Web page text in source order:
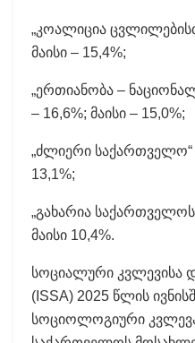
„კოალიცია
მაისი – 15,4%;
„ერთიანობა –
– 16,6%; მაისი – 15,0%;
„ძლიერი საქართველო“
13,1%;
„გახარია
მაისი 10,4%.
სოციალური კვლევისა
(ISSA) 2025 წლის
სოციოლოგიური